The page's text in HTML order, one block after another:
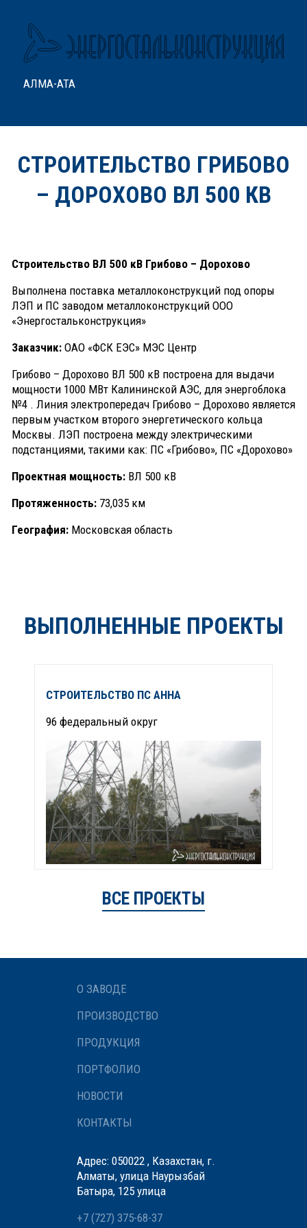
АЛМА-АТА
СТРОИТЕЛЬСТВО ГРИБОВО
– ДОРОХОВО ВЛ 500 КВ
Строительство ВЛ 500 кВ Грибово – Дорохово
Выполнена поставка металлоконструкций под опоры
ЛЭП и ПС заводом металлоконструкций ООО
«Энергостальконструкция»
Заказчик: ОАО «ФСК ЕЭС» МЭС Центр
Грибово – Дорохово ВЛ 500 кВ построена для выдачи
мощности 1000 МВт Калининской АЭС, для энергоблока
№4 . Линия электропередач Грибово – Дорохово является
первым участком второго энергетического кольца
Москвы. ЛЭП построена между электрическими
подстанциями, такими как: ПС «Грибово», ПС «Дорохово»
Проектная мощность: ВЛ 500 кВ
Протяженность: 73,035 км
География: Московская область
ВЫПОЛНЕННЫЕ ПРОЕКТЫ
СТРОИТЕЛЬСТВО ПС АННА
96 федеральный округ
ВСЕ ПРОЕКТЫ
О ЗАВОДЕ
ПРОИЗВОДСТВО
ПРОДУКЦИЯ
ПОРТФОЛИО
НОВОСТИ
КОНТАКТЫ
Адрес: 050022 , Казахстан, г.
Алматы, улица Наурызбай
Батыра, 125 улица
+7 (727) 375-68-37